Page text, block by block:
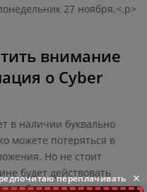
27 ноября.<.p>
внимание
о Cyber
в наличии буквально
можете потеряться в
Но не стоит
будет действовать
в
переплачивать ×